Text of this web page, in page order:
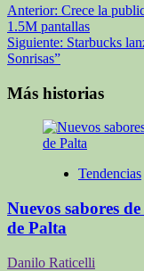
Navegación
de
entradas
Anterior: Crece la
1.5M pantallas
Siguiente: Starbucks
Sonrisas”
Más historias
Tendencias
Nuevos sabores
de Palta
Danilo Raticelli